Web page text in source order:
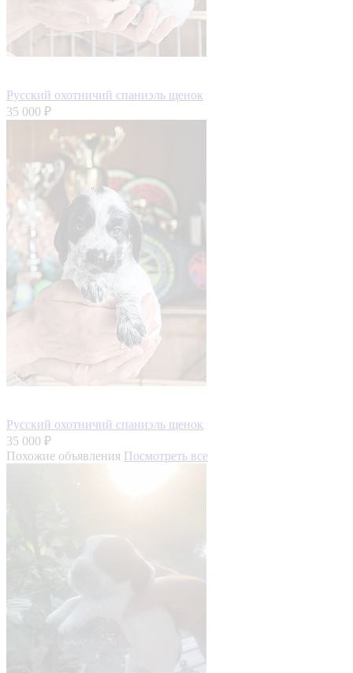
Русский охотничий спаниэль щенок
35 000 ₽
Русский охотничий спаниэль щенок
35 000 ₽
Похожие объявления Посмотреть все